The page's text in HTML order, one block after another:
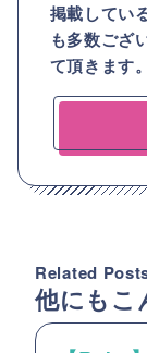
掲載してい
も多数ござ
て頂きます
Related
他にもこ